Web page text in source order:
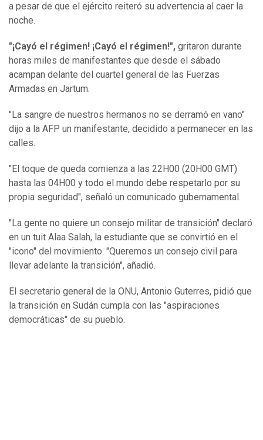
a pesar de que el ejército reiteró su advertencia al caer la
noche.
"¡Cayó el régimen! ¡Cayó el régimen!", gritaron durante
horas miles de manifestantes que desde el sábado
acampan delante del cuartel general de las Fuerzas
Armadas en Jartum.
"La sangre de nuestros hermanos no se derramó en vano"
dijo a la AFP un manifestante, decidido a permanecer en las
calles.
"El toque de queda comienza a las 22H00 (20H00 GMT)
hasta las 04H00 y todo el mundo debe respetarlo por su
propia seguridad", señaló un comunicado gubernamental.
"La gente no quiere un consejo militar de transición" declaró
en un tuit Alaa Salah, la estudiante que se convirtió en el
"icono" del movimiento. "Queremos un consejo civil para
llevar adelante la transición", añadió.
El secretario general de la ONU, Antonio Guterres, pidió que
la transición en Sudán cumpla con las "aspiraciones
democráticas" de su pueblo.